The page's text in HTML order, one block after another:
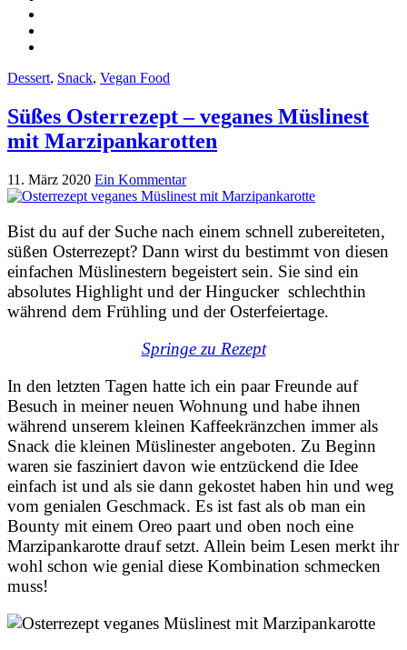
Dessert, Snack, Vegan Food
Süßes Osterrezept – veganes Müslinest
mit Marzipankarotten
11. März 2020 Ein Kommentar
Bist du auf der Suche nach einem schnell zubereiteten,
süßen Osterrezept? Dann wirst du bestimmt von diesen
einfachen Müslinestern begeistert sein. Sie sind ein
absolutes Highlight und der Hingucker schlechthin
während dem Frühling und der Osterfeiertage.
Springe zu Rezept
In den letzten Tagen hatte ich ein paar Freunde auf
Besuch in meiner neuen Wohnung und habe ihnen
während unserem kleinen Kaffeekränzchen immer als
Snack die kleinen Müslinester angeboten. Zu Beginn
waren sie fasziniert davon wie entzückend die Idee
einfach ist und als sie dann gekostet haben hin und weg
vom genialen Geschmack. Es ist fast als ob man ein
Bounty mit einem Oreo paart und oben noch eine
Marzipankarotte drauf setzt. Allein beim Lesen merkt ihr
wohl schon wie genial diese Kombination schmecken
muss!